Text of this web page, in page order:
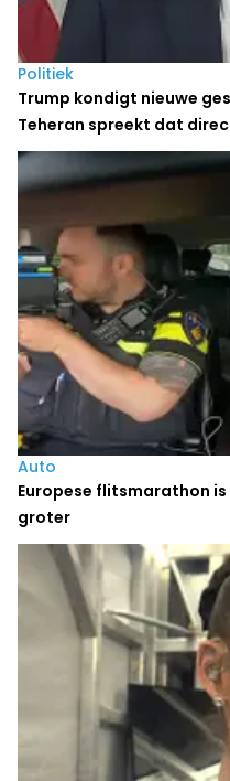
Politiek
Trump kondigt nieuwe
Teheran spreekt dat
Auto
Europese flitsmarathon
groter